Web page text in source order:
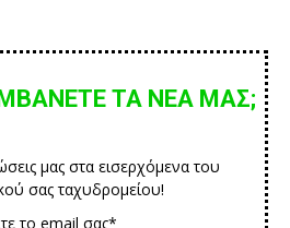
ΤΑ ΝΕΑ ΜΑΣ;
μας στα εισερχόμενα του
σας ταχυδρομείου!
το email σας*